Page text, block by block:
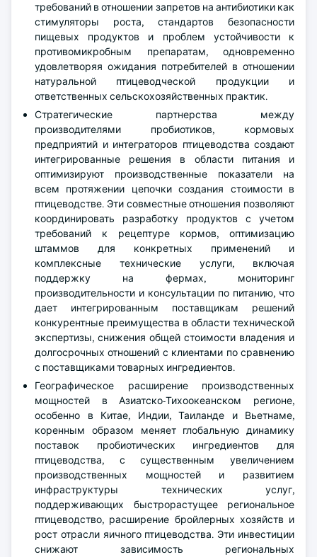
требований в отношении запретов на антибиотики как
стимуляторы роста, стандартов безопасности
пищевых продуктов и проблем устойчивости к
противомикробным препаратам, одновременно
удовлетворяя ожидания потребителей в отношении
натуральной птицеводческой продукции и
ответственных сельскохозяйственных практик.
Стратегические партнерства между
производителями пробиотиков, кормовых
предприятий и интеграторов птицеводства создают
интегрированные решения в области питания и
оптимизируют производственные показатели на
всем протяжении цепочки создания стоимости в
птицеводстве. Эти совместные отношения позволяют
координировать разработку продуктов с учетом
требований к рецептуре кормов, оптимизацию
штаммов для конкретных применений и
комплексные технические услуги, включая
поддержку на фермах, мониторинг
производительности и консультации по питанию, что
дает интегрированным поставщикам решений
конкурентные преимущества в области технической
экспертизы, снижения общей стоимости владения и
долгосрочных отношений с клиентами по сравнению
с поставщиками товарных ингредиентов.
Географическое расширение производственных
мощностей в Азиатско-Тихоокеанском регионе,
особенно в Китае, Индии, Таиланде и Вьетнаме,
коренным образом меняет глобальную динамику
поставок пробиотических ингредиентов для
птицеводства, с существенным увеличением
производственных мощностей и развитием
инфраструктуры технических услуг,
поддерживающих быстрорастущее региональное
птицеводство, расширение бройлерных хозяйств и
рост отрасли яичного птицеводства. Эти инвестиции
снижают зависимость региональных